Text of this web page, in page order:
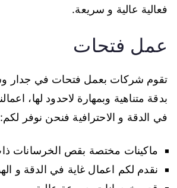
فعالية عالية و سريعة.
عمل فتحات
تقوم شركات بعمل فتحات في جدار
بدقة متناهية وبمهارة لاحدود لها،
في الدقة و الاحترافية فنحن نوفر لكم:
ماكينات مختصة بقص الخرسانات
نقدم لكم اعمال غاية في الدقة و